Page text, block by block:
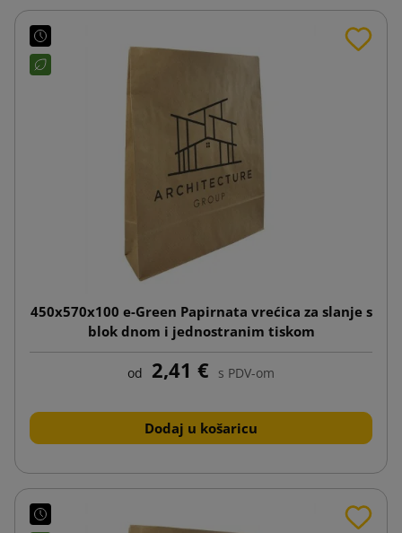
450x570x100 e-Green Papirnata vrećica za slanje s
blok dnom i jednostranim tiskom
od 2,41 € s PDV-om
Dodaj u košaricu